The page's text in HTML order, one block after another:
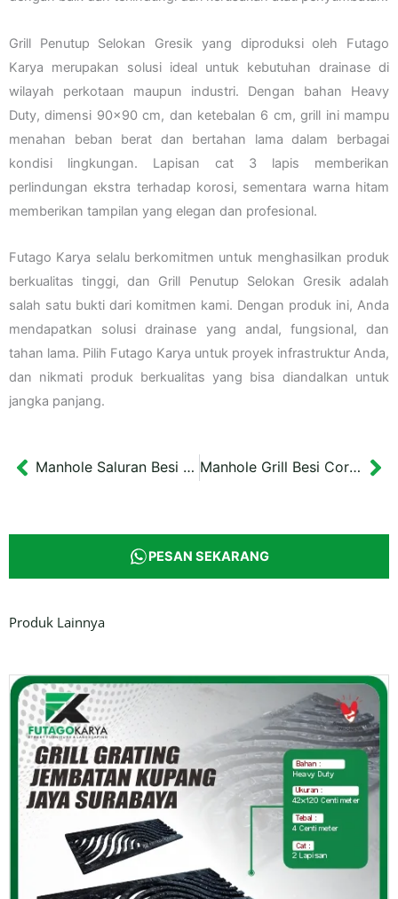
Grill Penutup Selokan Gresik yang diproduksi oleh Futago
Karya merupakan solusi ideal untuk kebutuhan drainase di
wilayah perkotaan maupun industri. Dengan bahan Heavy
Duty, dimensi 90×90 cm, dan ketebalan 6 cm, grill ini mampu
menahan beban berat dan bertahan lama dalam berbagai
kondisi lingkungan. Lapisan cat 3 lapis memberikan
perlindungan ekstra terhadap korosi, sementara warna hitam
memberikan tampilan yang elegan dan profesional.
Futago Karya selalu berkomitmen untuk menghasilkan produk
berkualitas tinggi, dan Grill Penutup Selokan Gresik adalah
salah satu bukti dari komitmen kami. Dengan produk ini, Anda
mendapatkan solusi drainase yang andal, fungsional, dan
tahan lama. Pilih Futago Karya untuk proyek infrastruktur Anda,
dan nikmati produk berkualitas yang bisa diandalkan untuk
jangka panjang.
Prev Manhole Saluran Besi Drainase Gresik Dimensi 70×90 cm Manhole Grill Besi Cor Cover 85×85 cm Dinas Sidoarjo
PESAN SEKARANG
Produk Lainnya